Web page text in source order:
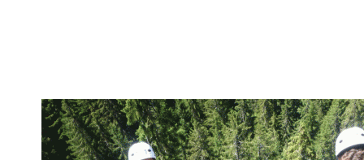
descriptif détaillé plus bas ↓